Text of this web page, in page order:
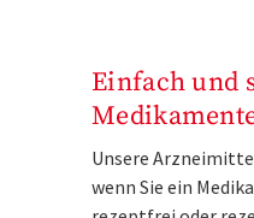
Einfach und
Unsere
wenn Sie ein